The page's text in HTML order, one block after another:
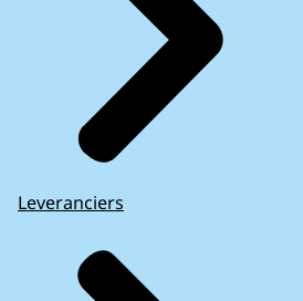
Leveranciers